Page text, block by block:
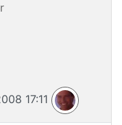
17:11